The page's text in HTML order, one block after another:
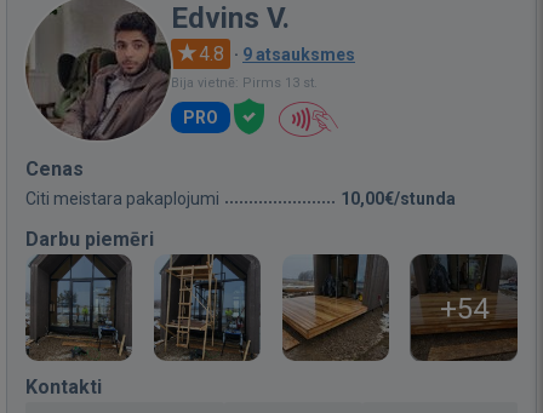
Edvins V.
4.8 · 9 atsauksmes
Bija vietnē: Pirms 13 st.
PRO
Cenas
Citi meistara pakaplojumi 10,00€/stunda
Darbu piemēri
+54
Kontakti